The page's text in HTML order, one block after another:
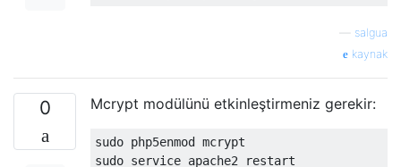
salgua
kaynak
0 Mcrypt modülünü etkinleştirmeniz gerekir:
sudo php5enmod mcrypt